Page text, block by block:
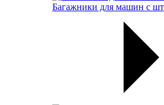
Багажники для машин с